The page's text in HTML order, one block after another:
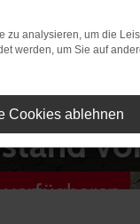
analysieren, um die
werden, um Sie auf
Cookies ablehnen